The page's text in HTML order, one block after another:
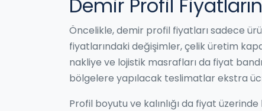
Demir Profil
Öncelikle, demir profil fiyatları sadece
fiyatlarındaki değişimler, çelik üretim
nakliye ve lojistik masrafları da fiyat
bölgelere yapılacak teslimatlar ekstra
Profil boyutu ve kalınlığı da fiyat